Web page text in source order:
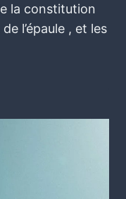
la constitution
l’épaule , et les